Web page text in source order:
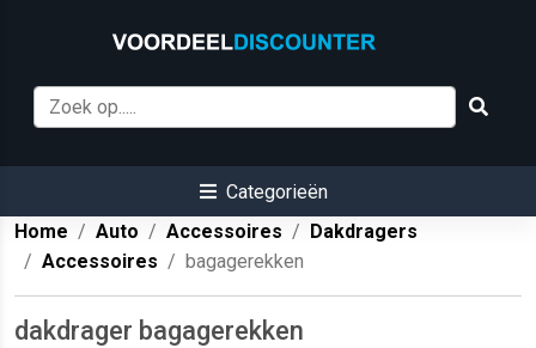
Categorieën
Home
Auto Accessoires
Dakdragers
Accessoires
bagagerekken
dakdrager bagagerekken